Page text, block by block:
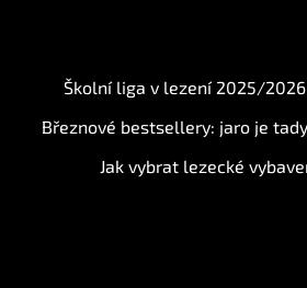
Školní liga v lezení 2025/2026
Březnové bestsellery: jaro je
Jak vybrat lezecké